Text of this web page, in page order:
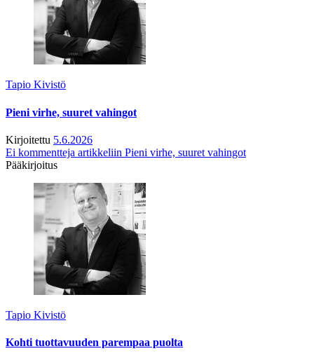
Tapio Kivistö
Pieni virhe, suuret vahingot
Kirjoitettu 5.6.2026
Ei kommentteja artikkeliin Pieni virhe, suuret vahingot
Pääkirjoitus
Tapio Kivistö
Kohti tuottavuuden parempaa puolta